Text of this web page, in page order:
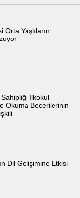
Orta Yaşlıların
İlkokul
Okuma Becerilerinin
Dil Gelişimine Etkisi